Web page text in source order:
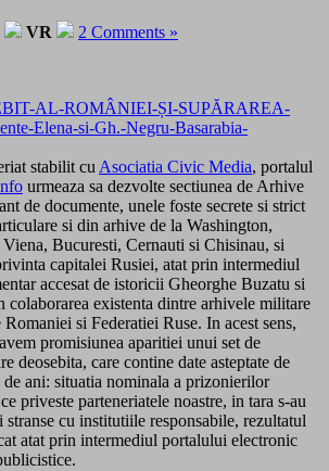
VR 2 Comments »
stabilit cu Asociatia Civic Media, portalul
urmeaza sa dezvolte sectiunea de Arhive
de documente, unele foste secrete si strict
si din arhive de la Washington,
Bucuresti, Cernauti si Chisinau, si
capitalei Rusiei, atat prin intermediul
accesat de istoricii Gheorghe Buzatu si
colaborarea existenta dintre arhivele militare
si Federatiei Ruse. In acest sens,
promisiunea aparitiei unui set de
deosebita, care contine date asteptate de
ani: situatia nominala a prizonierilor
priveste parteneriatele noastre, in tara s-au
stranse cu institutiile responsabile, rezultatul
atat prin intermediul portalului electronic